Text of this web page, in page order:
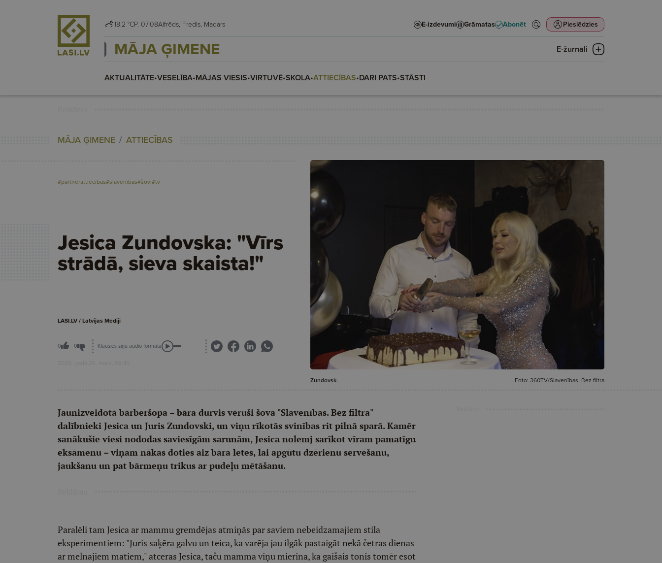
18.2 °CP. 07.08 Alfrēds, Fredis, Madars E-izdevumi Grāmatas Abonēt Pieslēdzies
MĀJA ĢIMENE E-žurnāli
AKTUALITĀTE•VESELĪBA•MĀJAS VIESIS•VIRTUVĒ•SKOLA•ATTIECĪBAS•DARI PATS•STĀSTI
MĀJA ĢIMENE ATTIECĪBAS
#partnerattiecības#slavenības#šovi#tv
Jesica Zundovska: "Vīrs
strādā, sieva skaista!"
LASI.LV / Latvijas Mediji
0 0 Klausies ziņu audio formātā
2026. gada 29. maijs, 09:45
Zundovsk.
Foto: 360TV/Slavenības. Bez filtra
Jaunizveidotā bārberšopa – bāra durvis vēruši šova "Slavenības. Bez filtra"
dalībnieki Jesica un Juris Zundovski, un viņu rīkotās svinības rit pilnā sparā. Kamēr
sanākušie viesi nododas saviesīgām sarunām, Jesica nolemj sarīkot vīram pamatīgu
eksāmenu – viņam nākas doties aiz bāra letes, lai apgūtu dzērienu servēšanu,
jaukšanu un pat bārmeņu trikus ar pudeļu mētāšanu.
Paralēli tam Jesica ar mammu gremdējas atmiņās par saviem nebeidzamajiem stila
eksperimentiem: "Juris saķēra galvu un teica, ka varēja jau ilgāk pastaigāt nekā četras dienas
ar melnajiem matiem," atceras Jesica, taču mamma viņu mierina, ka gaišais tonis tomēr esot